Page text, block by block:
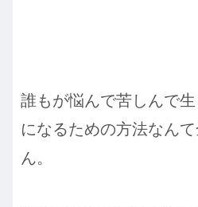
誰もが悩んで苦しんで
になるための方法なん
ん。